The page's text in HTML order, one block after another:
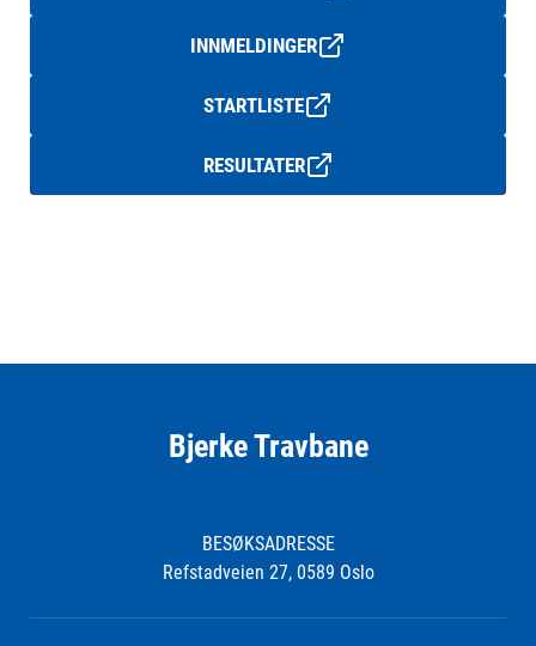
INNMELDINGER
STARTLISTE
RESULTATER
Bjerke Travbane
BESØKSADRESSE
Refstadveien 27, 0589 Oslo